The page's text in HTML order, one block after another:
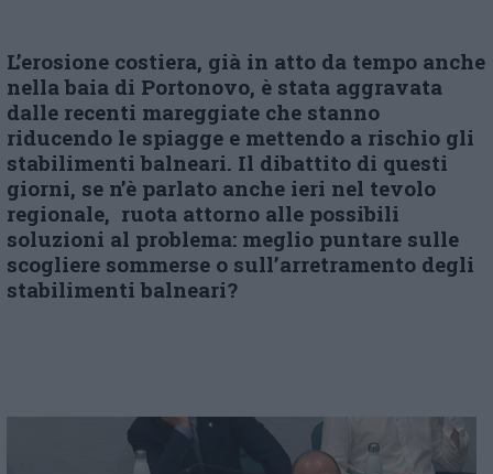
L’erosione costiera, già in atto da tempo anche
nella baia di Portonovo, è stata aggravata
dalle recenti mareggiate che stanno
riducendo le spiagge e mettendo a rischio gli
stabilimenti balneari. Il dibattito di questi
giorni, se n’è parlato anche ieri nel tevolo
regionale, ruota attorno alle possibili
soluzioni al problema: meglio puntare sulle
scogliere sommerse o sull’arretramento degli
stabilimenti balneari?